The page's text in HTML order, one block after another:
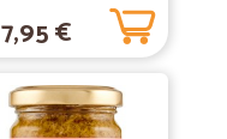
piselli e olive 2 x 160 g
7,95 €